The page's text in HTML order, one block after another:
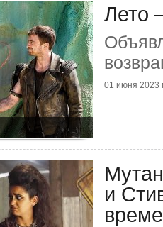
Лето
01 июня 2023
и